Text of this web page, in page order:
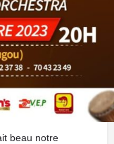
son homme !
qui fond les
est une
est une
beau notre